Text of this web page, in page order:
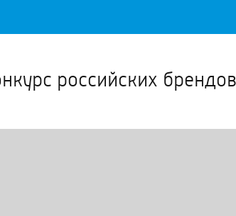
российских